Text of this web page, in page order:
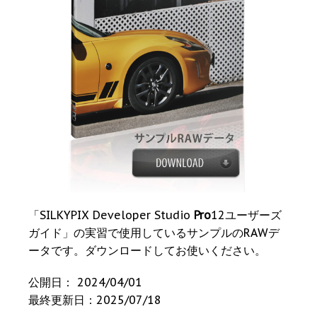
「SILKYPIX Developer Studio Pro12ユーザーズ
ガイド」の実習で使用しているサンプルのRAWデ
ータです。ダウンロードしてお使いください。
公開日： 2024/04/01
最終更新日：2025/07/18